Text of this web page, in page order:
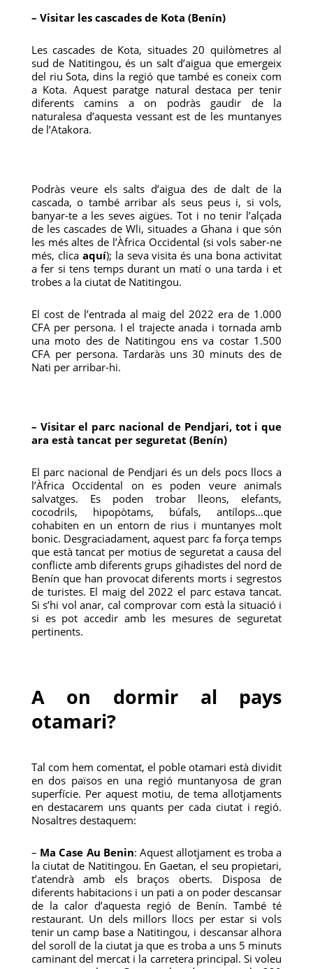
– Visitar les cascades de Kota (Benín)
Les cascades de Kota, situades 20 quilòmetres al
sud de Natitingou, és un salt d’aigua que emergeix
del riu Sota, dins la regió que també es coneix com
a Kota. Aquest paratge natural destaca per tenir
diferents camins a on podràs gaudir de la
naturalesa d’aquesta vessant est de les muntanyes
de l’Atakora.
Podràs veure els salts d’aigua des de dalt de la
cascada, o també arribar als seus peus i, si vols,
banyar-te a les seves aigües. Tot i no tenir l’alçada
de les cascades de Wli, situades a Ghana i que són
les més altes de l’Àfrica Occidental (si vols saber-ne
més, clica aquí); la seva visita és una bona activitat
a fer si tens temps durant un matí o una tarda i et
trobes a la ciutat de Natitingou.
El cost de l’entrada al maig del 2022 era de 1.000
CFA per persona. I el trajecte anada i tornada amb
una moto des de Natitingou ens va costar 1.500
CFA per persona. Tardaràs uns 30 minuts des de
Nati per arribar-hi.
– Visitar el parc nacional de Pendjari, tot i que
ara està tancat per seguretat (Benín)
El parc nacional de Pendjari és un dels pocs llocs a
l’Àfrica Occidental on es poden veure animals
salvatges. Es poden trobar lleons, elefants,
cocodrils, hipopòtams, búfals, antílops…que
cohabiten en un entorn de rius i muntanyes molt
bonic. Desgraciadament, aquest parc fa força temps
que està tancat per motius de seguretat a causa del
conflicte amb diferents grups gihadistes del nord de
Benín que han provocat diferents morts i segrestos
de turistes. El maig del 2022 el parc estava tancat.
Si s’hi vol anar, cal comprovar com està la situació i
si es pot accedir amb les mesures de seguretat
pertinents.
A on dormir al pays
otamari?
Tal com hem comentat, el poble otamari està dividit
en dos països en una regió muntanyosa de gran
superfície. Per aquest motiu, de tema allotjaments
en destacarem uns quants per cada ciutat i regió.
Nosaltres destaquem:
– Ma Case Au Benin: Aquest allotjament es troba a
la ciutat de Natitingou. En Gaetan, el seu propietari,
t’atendrà amb els braços oberts. Disposa de
diferents habitacions i un pati a on poder descansar
de la calor d’aquesta regió de Benín. També té
restaurant. Un dels millors llocs per estar si vols
tenir un camp base a Natitingou, i descansar alhora
del soroll de la ciutat ja que es troba a uns 5 minuts
caminant del mercat i la carretera principal. Si voleu